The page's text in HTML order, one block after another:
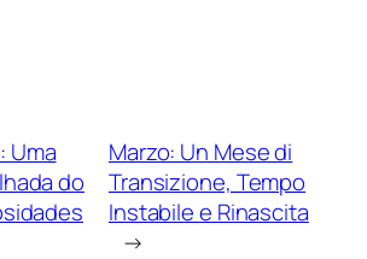
Uma
do
Marzo: Un Mese di
Transizione, Tempo
Instabile e Rinascita
→